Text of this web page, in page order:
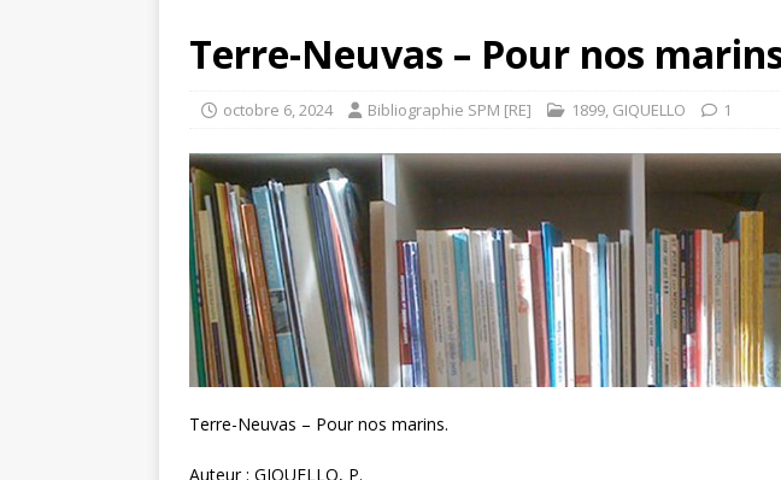
Terre-Neuvas – Pour nos
octobre 6, 2024 Bibliographie SPM [RE] 1899, GIQUELLO 1
Terre-Neuvas – Pour nos marins.
Auteur : GIQUELLO, P.